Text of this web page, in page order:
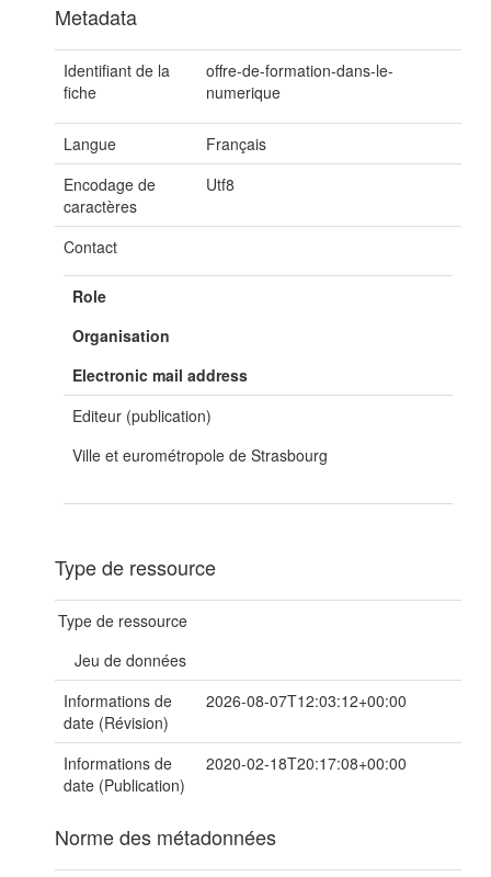
Metadata
Identifiant de la
fiche
offre-de-formation-dans-le-
numerique
Langue
Français
Encodage de
caractères
Utf8
Contact
Role
Organisation
Electronic mail address
Editeur (publication)
Ville et eurométropole de Strasbourg
Type de ressource
Type de ressource
Jeu de données
Informations de
date (Révision)
2026-08-07T12:03:12+00:00
Informations de
date (Publication)
2020-02-18T20:17:08+00:00
Norme des métadonnées